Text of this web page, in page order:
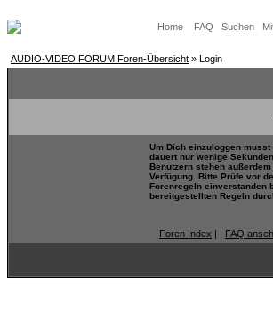
Home FAQ Suchen
AUDIO-VIDEO FORUM Foren-Übersicht » Login
Um Dich einzuloggen
dauert nur wenige
Benutzern stehen
Verfügung. Bitte Prüfe vor
Forenregeln einverstanden
bereitgestellten Regeln
Foren Index | FAQ